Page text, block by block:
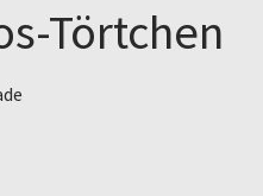
Törtchen